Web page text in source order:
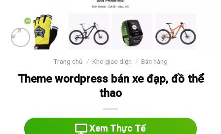
Trang chủ / Kho giao diện / Bán hàng
Theme wordpress bán xe đạp, đồ thể
thao
Xem Thực Tế